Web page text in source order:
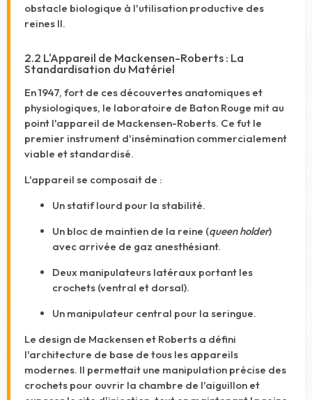
obstacle biologique à l'utilisation productive des
reines II.
2.2 L'Appareil de Mackensen-Roberts : La
Standardisation du Matériel
En 1947, fort de ces découvertes anatomiques et
physiologiques, le laboratoire de Baton Rouge mit au
point l'appareil de Mackensen-Roberts. Ce fut le
premier instrument d'insémination commercialement
viable et standardisé.
L'appareil se composait de :
Un statif lourd pour la stabilité.
Un bloc de maintien de la reine (queen holder)
avec arrivée de gaz anesthésiant.
Deux manipulateurs latéraux portant les
crochets (ventral et dorsal).
Un manipulateur central pour la seringue.
Le design de Mackensen et Roberts a défini
l'architecture de base de tous les appareils
modernes. Il permettait une manipulation précise des
crochets pour ouvrir la chambre de l'aiguillon et